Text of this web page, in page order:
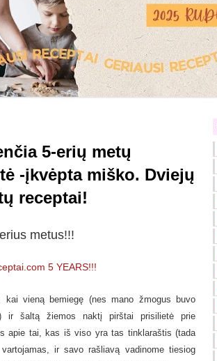
5-erių metų
-įkvėpta miško. Dviejų
receptai!
metus!!!
vieną bemiegę (nes mano žmogus buvo
ir šaltą žiemos naktį pirštai prisilietė prie
apie tai, kas iš viso yra tas tinklaraštis (tada
ir savo rašliavą vadinome tiesiog